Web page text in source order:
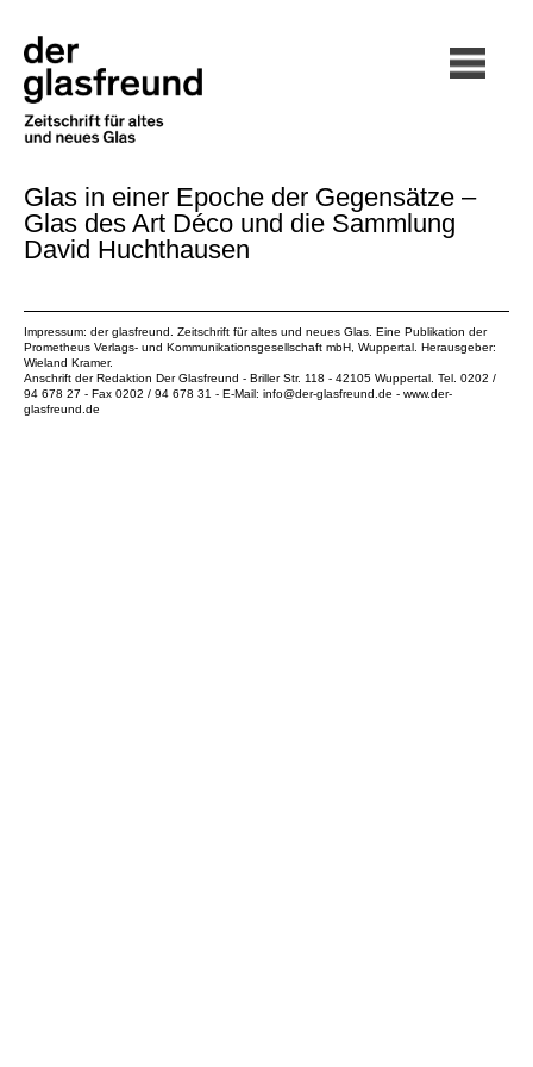
Glas in einer Epoche der Gegensätze –
Glas des Art Déco und die Sammlung
David Huchthausen
Impressum: der glasfreund. Zeitschrift für altes und neues Glas. Eine Publikation der
Prometheus Verlags- und Kommunikationsgesellschaft mbH , Wuppertal. Herausgeber:
Wieland Kramer.
Anschrift der Redaktion Der Glasfreund - Briller Str. 118 - 42105 Wuppertal. Tel. 0202 /
94 678 27 - Fax 0202 / 94 678 31 - E-Mail: info@der-glasfreund.de - www.der-
glasfreund.de